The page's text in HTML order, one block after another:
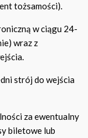
tożsamości).
w ciągu 24-
wraz z
strój do wejścia
za ewentualny
biletowe lub